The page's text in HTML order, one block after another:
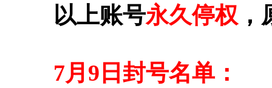
以上账号永久停权 ，
7月9日封号名单：